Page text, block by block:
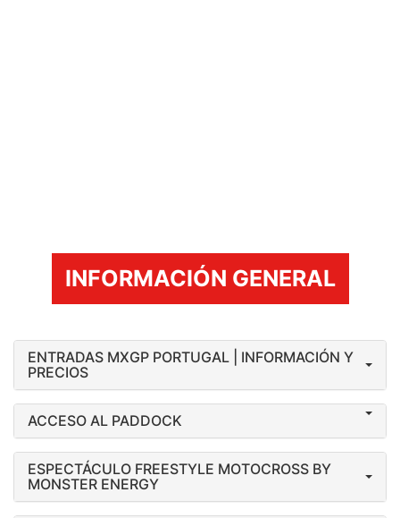
INFORMACIÓN GENERAL
ENTRADAS MXGP PORTUGAL | INFORMACIÓN Y
PRECIOS
ACCESO AL PADDOCK
ESPECTÁCULO FREESTYLE MOTOCROSS BY
MONSTER ENERGY